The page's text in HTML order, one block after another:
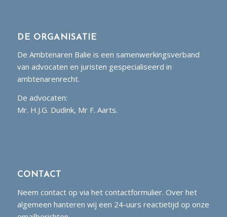
DE ORGANISATIE
De Ambtenaren Balie is een samenwerkingsverband
van advocaten en juristen gespecialiseerd in
ambtenarenrecht.
De advocaten:
Mr. H.J.G. Dudink, Mr F. Aarts.
CONTACT
Neem contact op via het contactformulier. Over het
algemeen hanteren wij een 24-uurs reactietijd op onze